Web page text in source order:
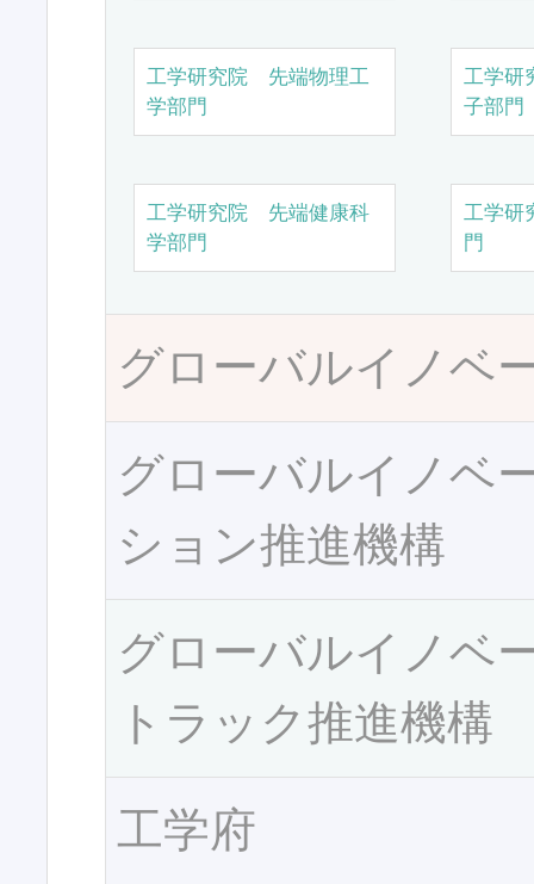
工学研究院 先端物理工
学部門
工学研
子部門
工学研究院 先端健康科
学部門
工学研
門
グローバルイノベ
グローバルイノベ
ション推進機構
グローバルイノベ
トラック推進機構
工学府